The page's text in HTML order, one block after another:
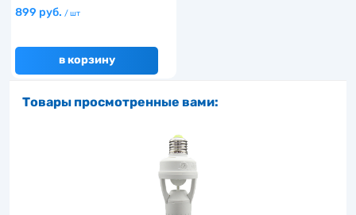
899 руб. / шт
в корзину
Товары просмотренные вами: